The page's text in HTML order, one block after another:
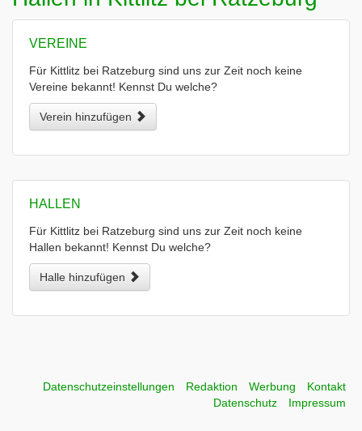
VEREINE
Für Kittlitz bei Ratzeburg sind uns zur Zeit noch keine
Vereine bekannt! Kennst Du welche?
Verein hinzufügen
HALLEN
Für Kittlitz bei Ratzeburg sind uns zur Zeit noch keine
Hallen bekannt! Kennst Du welche?
Halle hinzufügen
Datenschutzeinstellungen Redaktion Werbung
Kontakt
Datenschutz
Impressum